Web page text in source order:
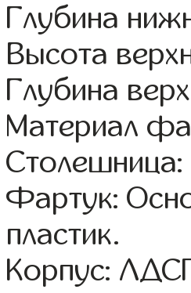
Глубина
Высота
Глубина
Материал
Столешница:
Фартук:
пластик.
Корпус: